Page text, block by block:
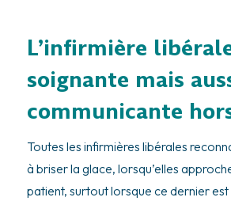
L’infirmière
soignante mais
communicante
Toutes les infirmières libérales
à briser la glace, lorsqu’elles
patient, surtout lorsque ce dernier